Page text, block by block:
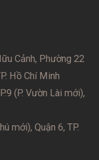
Cảnh, Phường 22
Hồ Chí Minh
(P. Vườn Lài mới),
mới), Quận 6, TP.